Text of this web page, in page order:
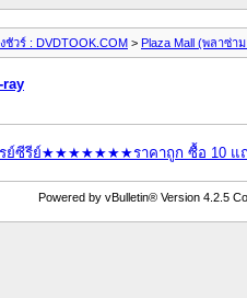
วร์ : DVDTOOK.COM > Plaza Mall (พลาซ่า
เรย์ซีรีย์★★★★★★★ราคาถูก ซื้อ
Powered by vBulletin® Version 4.2.5